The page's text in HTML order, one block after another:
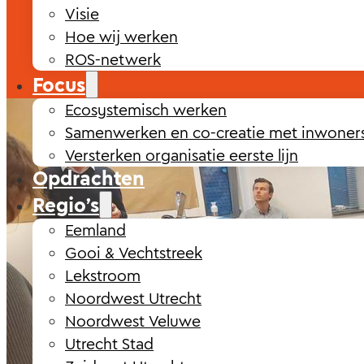
Visie
Hoe wij werken
ROS-netwerk
Focus
Ecosystemisch werken
Samenwerken en co-creatie met
Versterken organisatie eerste lijn
Opdrachten
Regio’s
Eemland
Gooi & Vechtstreek
Lekstroom
Noordwest Utrecht
Noordwest Veluwe
Utrecht Stad